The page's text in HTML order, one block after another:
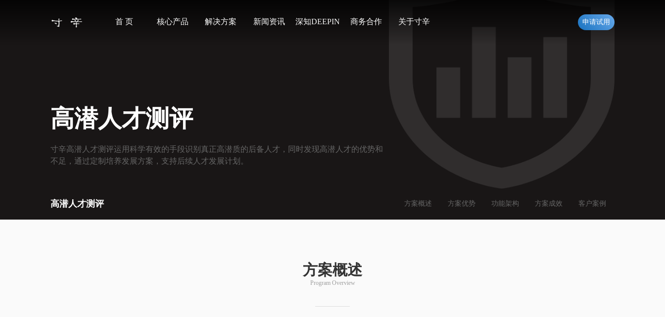
首 页 核心产品 解决方案 新闻资讯 深知DEEPIN 商务合作 关于寸辛 申请试用
高潜人才测评
寸辛高潜人才测评运用科学有效的手段识别真正高潜质的后备人才，同时发现高潜人才的优势和
不足，通过定制培养发展方案，支持后续人才发展计划。
高潜人才测评 方案概述 方案优势 功能架构 方案成效 客户案例
方案概述
Program Overview